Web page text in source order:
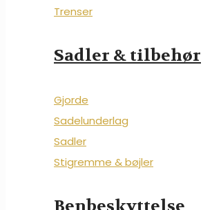
Trenser
Sadler & tilbehør
Gjorde
Sadelunderlag
Sadler
Stigremme & bøjler